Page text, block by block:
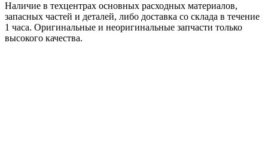
Наличие в техцентрах основных расходных материалов,
запасных частей и деталей, либо доставка со склада в течение
1 часа. Оригинальные и неоригинальные запчасти только
высокого качества.